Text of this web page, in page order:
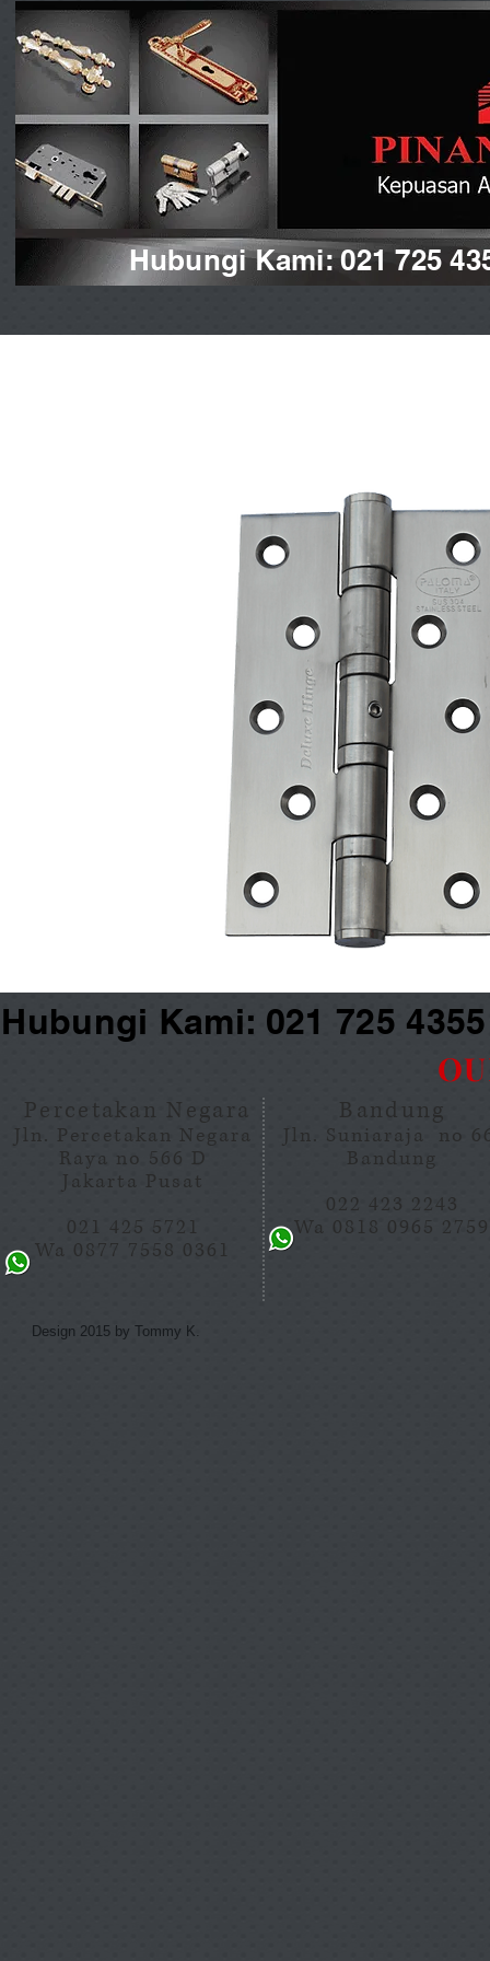
Hubungi Kami: 021 725
Kami: 021 725
Percetakan Negara
Jln. Percetakan Negara
Raya no 566 D
Jakarta Pusat
021 425 5721
Wa 0877 7558 0361
Bandung
Jln. Suniaraja no
Bandung
022 423 2243
Wa 0818 0965 2759
Design 2015 by Tommy K.